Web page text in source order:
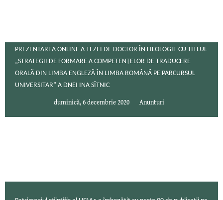
PREZENTAREA ONLINE A TEZEI DE DOCTOR ÎN FILOLOGIE CU TITLUL
„STRATEGII DE FORMARE A COMPETENȚELOR DE TRADUCERE
ORALĂ DIN LIMBA ENGLEZĂ ÎN LIMBA ROMÂNĂ PE PARCURSUL
UNIVERSITAR” A DNEI INA SÎTNIC
duminică, 6 decembrie 2020 Anunturi